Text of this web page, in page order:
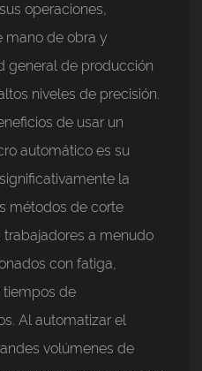
operaciones,
mano de obra y
general de producción
niveles de precisión.
de usar un
automático es su
la
métodos de corte
a menudo
con fatiga,
tiempos de
Al automatizar el
volúmenes de